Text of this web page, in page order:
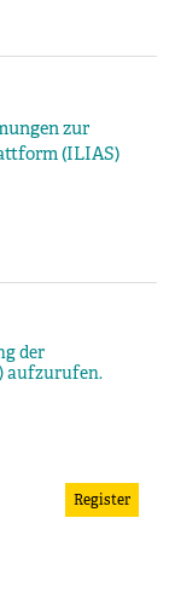
zur
(ILIAS)
der
aufzurufen.